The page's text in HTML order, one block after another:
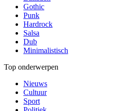
Gothic
Punk
Hardrock
Salsa
Dub
Minimalistisch
Top onderwerpen
Nieuws
Cultuur
Sport